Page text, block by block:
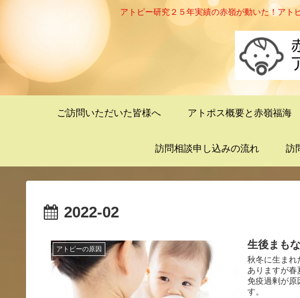
アトピー研究２５年実績の赤嶺が動いた！アト
ご訪問いただいた皆様へ アトポス概要と赤嶺福海
訪問相談申し込みの流れ 訪
2022-02
アトピーの原因 生後まも
秋冬に生まれ
ありますが春
免疫過剰が原
す。